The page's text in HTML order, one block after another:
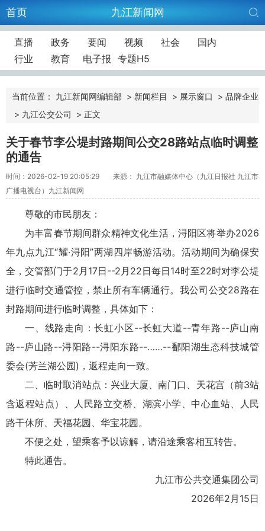
首页 九江新闻网
直播 政务 要闻 视频 社会
国内
行业
教育 电子报 专题H5
当前位置： 九江新闻网编辑部 > 新闻栏目 > 展示窗口 > 品牌企业
> 九江公交公司 > 正文
关于春节李公堤封路期间公交28路站点临时调整
的通告
时间：2026-02-19 20:05:29
来源： 九江市融媒体中心（九江日报社 九江市
广播电视台）九江新闻网
尊敬的市民朋友：
为丰富春节期间群众精神文化生活，浔阳区将举办2026
年九点九江“耀·浔阳”两湖四岸畅游活动。活动期间为确保安
全，交管部门于2月17日--2月22日每日14时至22时对李公堤
进行临时交通管控，禁止所有车辆通行。我公司公交28路在
封路期间进行临时调整，具体如下：
一、线路走向：长虹小区--长虹大道--青年路--庐山南
路--庐山路--浔阳路--浔阳东路--……--鄱阳湖生态科技城管
委会(芳兰湖公园)，返程走向一致。
二、临时取消站点：兴业大厦、南门口、天花宫（前3站
含返程站点）、人民路立交桥、湖滨小学、中心血站、人民
路干休所、天福花园、华宝花园。
不便之处，望乘客予以谅解，请沿途乘客相互转告。
特此通告。
九江市公共交通集团公司
2026年2月15日